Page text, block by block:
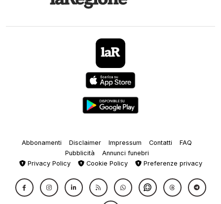
Abbonamenti Disclaimer Impressum Contatti
FAQ
Pubblicità
Annunci funebri
Privacy Policy
Cookie Policy Preferenze privacy